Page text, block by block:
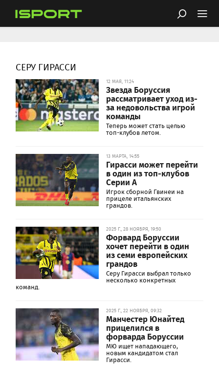
СЕРУ ГИРАССИ
12 МАЯ, 11:24
Звезда Боруссия
рассматривает уход из-
за недовольства игрой
команды
Теперь может стать целью
топ-клубов летом.
13 МАРТА, 14:55
Гирасси может перейти
в один из топ-клубов
Серии А
Игрок сборной Гвинеи на
прицеле итальянских
грандов.
2025 Г., 28 НОЯБРЯ, 19:50
Форвард Боруссии
хочет перейти в один
из семи европейских
грандов
Серу Гирасси выбрал только
несколько конкретных
команд.
2025 Г., 22 НОЯБРЯ, 09:32
Манчестер Юнайтед
прицелился в
форварда Боруссии
МЮ ищет нападающего,
новым кандидатом стал
Гирасси.